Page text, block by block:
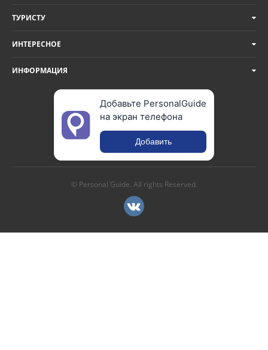
ТУРИСТУ
ИНТЕРЕСНОЕ
ИНФОРМАЦИЯ
Добавьте PersonalGuide
на экран телефона
Добавить
© Personal Guide. All rights Reserved.